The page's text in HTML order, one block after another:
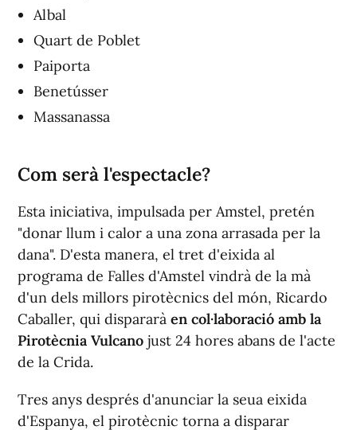
Albal
Quart de Poblet
Paiporta
Benetússer
Massanassa
Com serà l'espectacle?
Esta iniciativa, impulsada per Amstel, pretén
"donar llum i calor a una zona arrasada per la
dana". D'esta manera, el tret d'eixida al
programa de Falles d'Amstel vindrà de la mà
d'un dels millors pirotècnics del món, Ricardo
Caballer, qui dispararà en col·laboració amb la
Pirotècnia Vulcano just 24 hores abans de l'acte
de la Crida.
Tres anys després d'anunciar la seua eixida
d'Espanya, el pirotècnic torna a disparar